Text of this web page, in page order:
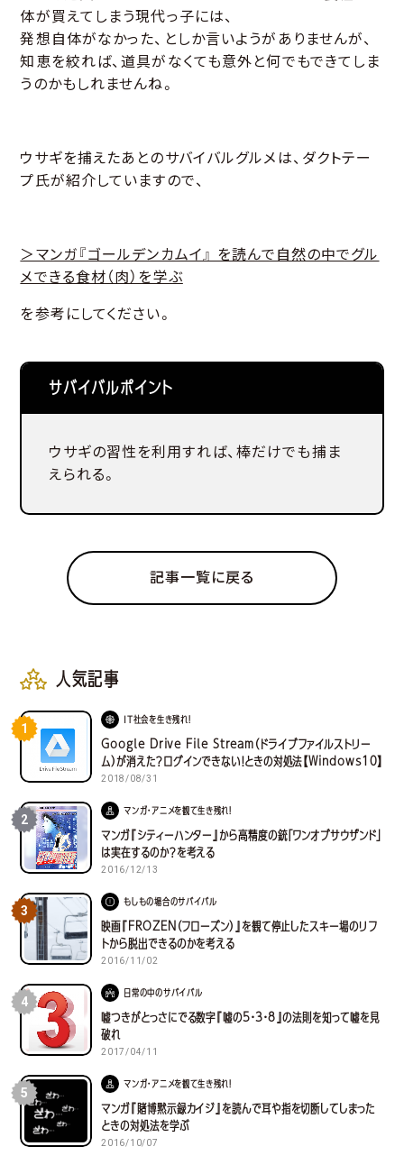
体が買えてしまう現代っ子には、
発想自体がなかった、としか言いようがありませんが、
知恵を絞れば、道具がなくても意外と何でもできてしま
うのかもしれませんね。
ウサギを捕えたあとのサバイバルグルメは、ダクトテー
プ氏が紹介していますので、
＞マンガ『ゴールデンカムイ』 を読んで自然の中でグル
メできる食材（肉）を学ぶ
を参考にしてください。
サバイバルポイント
ウサギの習性を利用すれば、棒だけでも捕ま
えられる。
記事一覧に戻る
人気記事
1
IT社会を生き残れ！
Google Drive File Stream（ドライブファイルストリー
ム）が消えた？ログインできない！ときの対処法【Windows10】
2018/08/31
2
マンガ・アニメを観て生き残れ！
マンガ『シティーハンター』から高精度の銃「ワンオブサウザンド」
は実在するのか？を考える
2016/12/13
3
もしもの場合のサバイバル
映画『FROZEN（フローズン）』を観て停止したスキー場のリフ
トから脱出できるのかを考える
2016/11/02
4
日常の中のサバイバル
嘘つきがとっさにでる数字『嘘の5・3・8』の法則を知って嘘を見
破れ
2017/04/11
5
マンガ・アニメを観て生き残れ！
マンガ『賭博黙示録カイジ』を読んで耳や指を切断してしまった
ときの対処法を学ぶ
2016/10/07